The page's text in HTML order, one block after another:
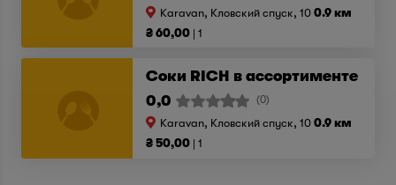
Karavan, Кловский спуск, 100.9 км
₴ 60,00
1
Соки RICH в ассортименте
0,0
(0)
Karavan, Кловский спуск, 100.9 км
₴ 50,00
1